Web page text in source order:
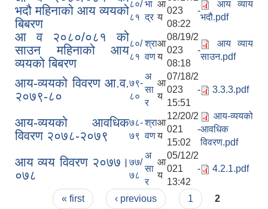
भदौ महिनाको आय व्ययको
बिबरण
८०/
८१
भा
द्र
आ
य
023 -
08:22
आय व्याय
भदौ.pdf
आ व २०८०/०८१ को
साउन महिनाको आय
व्ययको बिबरण
८०/
८१
श्रा
वण
आ
य
08/19/2
023 -
08:18
आय व्याय
साउन.pdf
आय-व्ययको विवरण आ.व.
२०७९-८०
७९-
८०
अ
सा
र
आ
य
07/18/2
023 -
15:51
3.3.3.pdf
आय-व्ययको आवधिक
विवरण २०७८-२०७९
७८-
७९
श्रा
वण
आ
य
12/20/2
021 -
15:02
आय-व्ययको
आवधिक
विवरण.pdf
आय व्यय विवरण २०७७।
०७८
७७/
७८
अ
सा
र
आ
य
05/12/2
021 -
13:42
4.2.1.pdf
Pages« first ‹ previous 1 2